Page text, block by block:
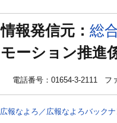
情報発信元： 総
モーション推進
電話番号：01654-3-2111 フ
広報なよろ／広報なよろバック